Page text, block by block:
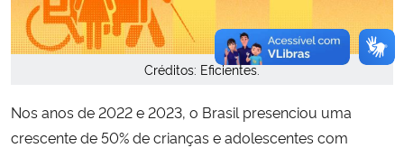
Créditos: Eficientes.
Nos anos de 2022 e 2023, o Brasil presenciou uma
crescente de 50% de crianças e adolescentes com